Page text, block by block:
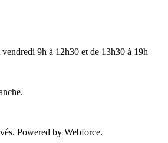
9h à 12h30 et de 13h30 à 19h
Powered by Webforce.